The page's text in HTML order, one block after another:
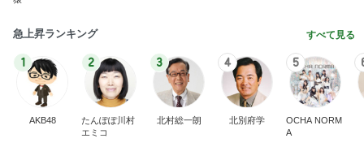
急上昇ランキング すべて見る
1
AKB48
2
たんぽぽ川村
エミコ
3
北村総一朗
4
北別府学
5
OCHA NORM
A